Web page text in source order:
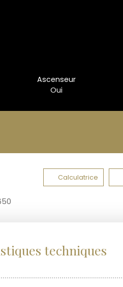
Ascenseur
Oui
Calculatrice
techniques